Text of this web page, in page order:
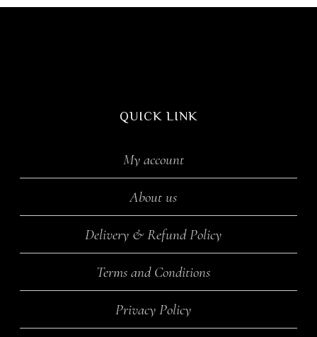
QUICK LINK
My account
About us
Delivery & Refund Policy
Terms and Conditions
Privacy Policy